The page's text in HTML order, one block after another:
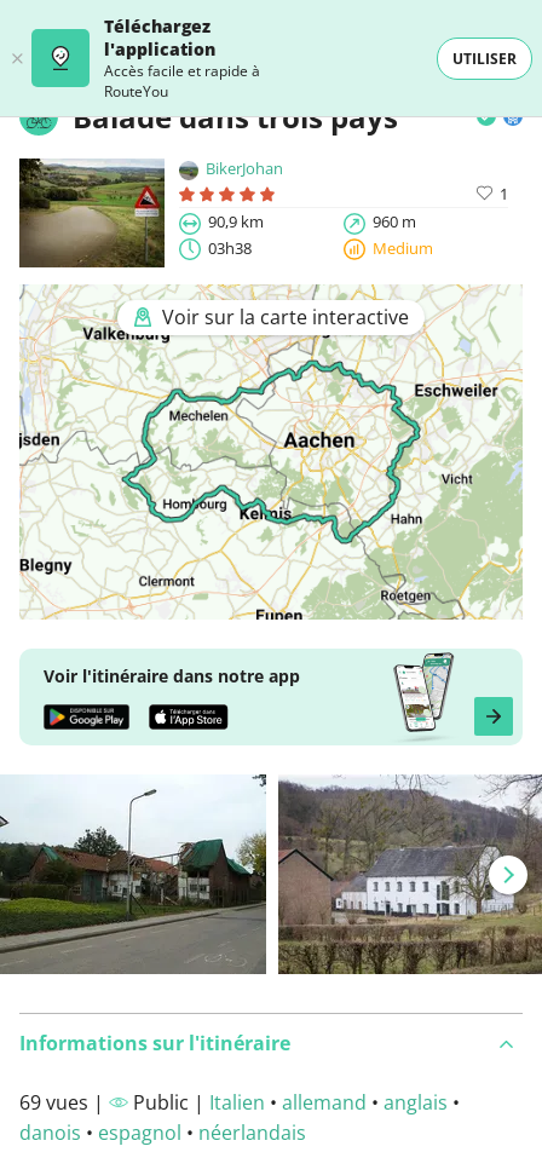
Téléchargez
l'application
Accès facile et rapide à
RouteYou
UTILISER
Balade dans trois pays
BikerJohan
1
90,9 km
960 m
03h38
Medium
Voir sur la carte interactive
Voir l'itinéraire dans notre app
Informations sur l'itinéraire
69 vues | Public | Italien • allemand • anglais •
danois • espagnol • néerlandais